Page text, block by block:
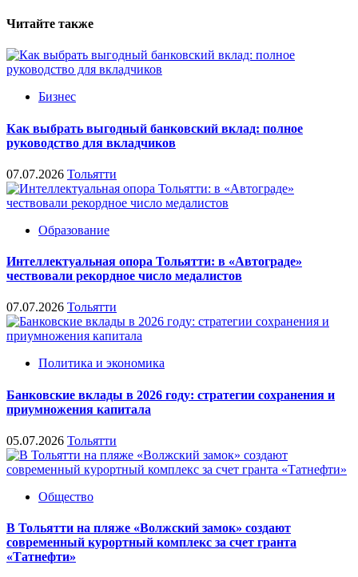
Читайте также
Бизнес
Как выбрать выгодный банковский вклад: полное
руководство для вкладчиков
07.07.2026 Тольятти
Образование
Интеллектуальная опора Тольятти: в «Автограде»
чествовали рекордное число медалистов
07.07.2026 Тольятти
Политика и экономика
Банковские вклады в 2026 году: стратегии сохранения и
приумножения капитала
05.07.2026 Тольятти
Общество
В Тольятти на пляже «Волжский замок» создают
современный курортный комплекс за счет гранта
«Татнефти»